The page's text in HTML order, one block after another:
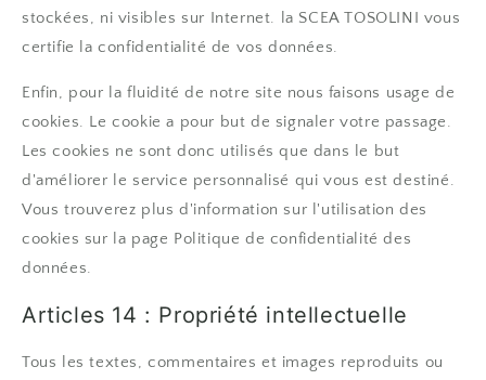
stockées, ni visibles sur Internet. la SCEA TOSOLINI vous
certifie la confidentialité de vos données.
Enfin, pour la fluidité de notre site nous faisons usage de
cookies. Le cookie a pour but de signaler votre passage.
Les cookies ne sont donc utilisés que dans le but
d'améliorer le service personnalisé qui vous est destiné.
Vous trouverez plus d'information sur l'utilisation des
cookies sur la page Politique de confidentialité des
données.
Articles 14 : Propriété intellectuelle
Tous les textes, commentaires et images reproduits ou